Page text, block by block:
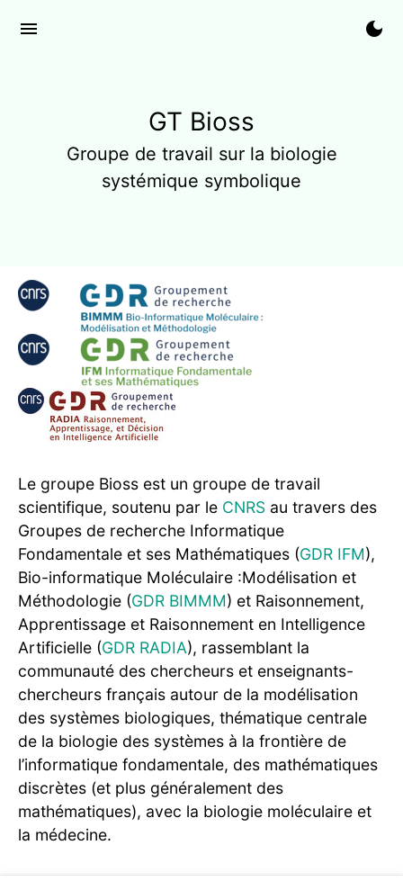
menu dark_mode
GT Bioss
Groupe de travail sur la biologie
systémique symbolique
Le groupe Bioss est un groupe de travail
scientifique, soutenu par le CNRS au travers des
Groupes de recherche Informatique
Fondamentale et ses Mathématiques (GDR IFM),
Bio-informatique Moléculaire :Modélisation et
Méthodologie (GDR BIMMM) et Raisonnement,
Apprentissage et Raisonnement en Intelligence
Artificielle (GDR RADIA), rassemblant la
communauté des chercheurs et enseignants-
chercheurs français autour de la modélisation
des systèmes biologiques, thématique centrale
de la biologie des systèmes à la frontière de
l’informatique fondamentale, des mathématiques
discrètes (et plus généralement des
mathématiques), avec la biologie moléculaire et
la médecine.